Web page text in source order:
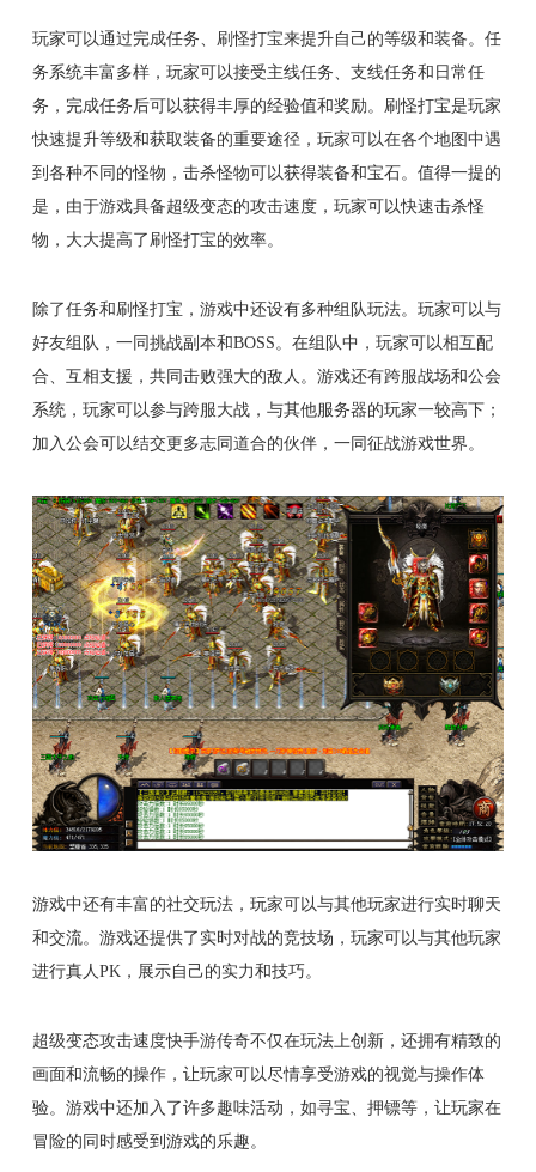
玩家可以通过完成任务、刷怪打宝来提升自己的等级和装备。任
务系统丰富多样，玩家可以接受主线任务、支线任务和日常任
务，完成任务后可以获得丰厚的经验值和奖励。刷怪打宝是玩家
快速提升等级和获取装备的重要途径，玩家可以在各个地图中遇
到各种不同的怪物，击杀怪物可以获得装备和宝石。值得一提的
是，由于游戏具备超级变态的攻击速度，玩家可以快速击杀怪
物，大大提高了刷怪打宝的效率。
除了任务和刷怪打宝，游戏中还设有多种组队玩法。玩家可以与
好友组队，一同挑战副本和BOSS。在组队中，玩家可以相互配
合、互相支援，共同击败强大的敌人。游戏还有跨服战场和公会
系统，玩家可以参与跨服大战，与其他服务器的玩家一较高下；
加入公会可以结交更多志同道合的伙伴，一同征战游戏世界。
游戏中还有丰富的社交玩法，玩家可以与其他玩家进行实时聊天
和交流。游戏还提供了实时对战的竞技场，玩家可以与其他玩家
进行真人PK，展示自己的实力和技巧。
超级变态攻击速度快手游传奇不仅在玩法上创新，还拥有精致的
画面和流畅的操作，让玩家可以尽情享受游戏的视觉与操作体
验。游戏中还加入了许多趣味活动，如寻宝、押镖等，让玩家在
冒险的同时感受到游戏的乐趣。